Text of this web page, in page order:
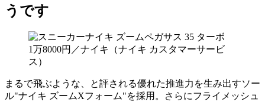
うです
1万8000円／ナイキ（ナイキ カスタマーサービ
ス）
まるで飛ぶような、と評される優れた推進力を生み出すソー
ル"ナイキ ズームXフォーム"を採用。さらにフライメッシュ